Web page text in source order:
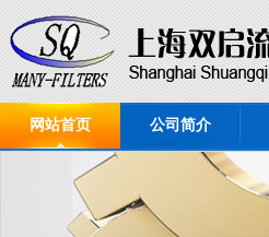
网站首页 公司简介